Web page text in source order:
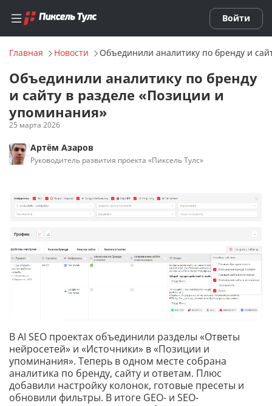
Список AI-проектов
Добавить AI-проект
Смотреть демо-AI-проект
ИИ-чат-бот (с диалогами)
ИИ-генератор текста
ИИ-генератор изображений
ИИ-генератор аудио
ИИ-генератор презентаций
ИИ-аудит юзабилити
Войти
Главная Новости Объединили аналитику по бренду и
Объединили аналитику по бренду
и сайту в разделе «Позиции и
упоминания»
25 марта 2026
Артём Азаров
Руководитель развития проекта «Пиксель Тулс»
В AI SEO проектах объединили разделы «Ответы
нейросетей» и «Источники» в «Позиции и
упоминания». Теперь в одном месте собрана
аналитика по бренду, сайту и ответам. Плюс
добавили настройку колонок, готовые пресеты и
обновили фильтры. В итоге GEO- и SEO-